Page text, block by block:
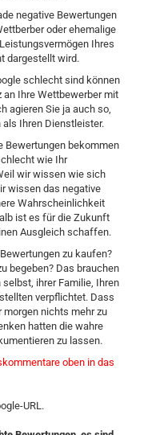
negative Bewertungen
oder ehemalige
Ihres
dargestellt wird.
schlecht sind können
an Ihre Wettbewerber mit
agieren Sie ja auch so,
Ihren Dienstleister.
Bewertungen bekommen
wie Ihr
wir wissen wie sich
wissen das negative
Wahrscheinlichkeit
ist es für die Zukunft
Ausgleich schaffen.
zu kaufen?
begeben? Das brauchen
ihrer Familie, Ihren
verpflichtet. Dass
morgen nichts mehr zu
hatten die wahre
zu lassen.
oben in das
URL.